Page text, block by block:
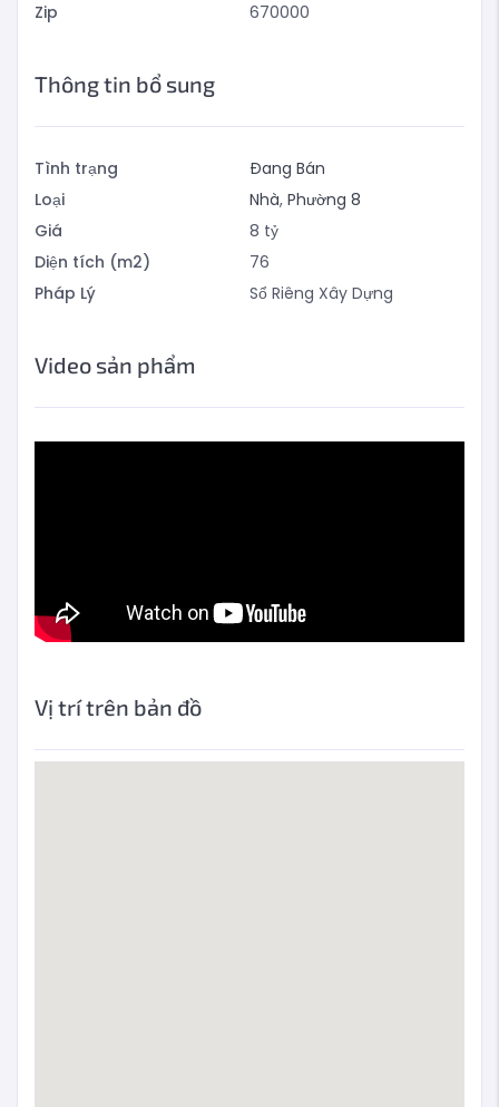
Zip
670000
Thông tin bổ sung
Tình trạng
Đang Bán
Loại
Nhà, Phường 8
Giá
8 tỷ
Diện tích (m2)
76
Pháp Lý
Sổ Riêng Xây Dựng
Video sản phẩm
Vị trí trên bản đồ